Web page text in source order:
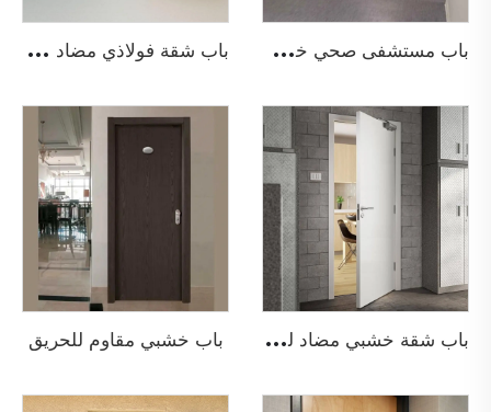
ب
اب مستشفى صحي خشبي مضاد للحريق ب
اب شقة فولاذي مضاد للحريق
ب
اب شقة خشبي مضاد للحريق باب خشبي مقاوم للحريق